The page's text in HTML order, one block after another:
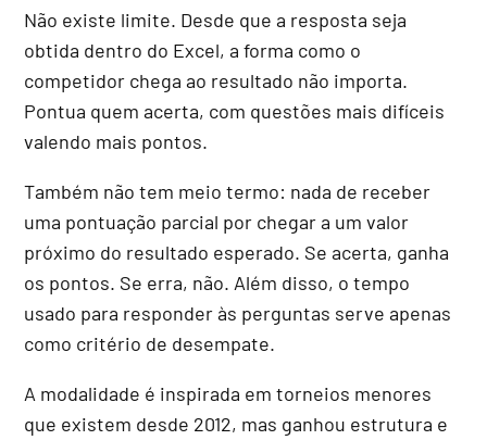
Não existe limite. Desde que a resposta seja
obtida dentro do Excel, a forma como o
competidor chega ao resultado não importa.
Pontua quem acerta, com questões mais difíceis
valendo mais pontos.
Também não tem meio termo: nada de receber
uma pontuação parcial por chegar a um valor
próximo do resultado esperado. Se acerta, ganha
os pontos. Se erra, não. Além disso, o tempo
usado para responder às perguntas serve apenas
como critério de desempate.
A modalidade é inspirada em torneios menores
que existem desde 2012, mas ganhou estrutura e